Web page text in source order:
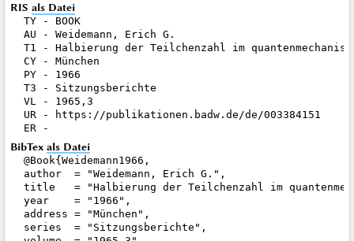
RIS als Datei
TY - BOOK
AU - Weidemann, Erich G.
T1 - Halbierung der Teilchenzahl im
CY - München
PY - 1966
T3 - Sitzungsberichte
VL - 1965,3
UR - https://publikationen.badw.de/de/003384151
BibTex als Datei
@Book{Weidemann1966,
author  = "Weidemann, Erich G.",
title   = "Halbierung der Teilchenzahl im
year    = "1966",
address = "München",
series  = "Sitzungsberichte",